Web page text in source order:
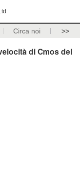
Circa noi >>
di Cmos del